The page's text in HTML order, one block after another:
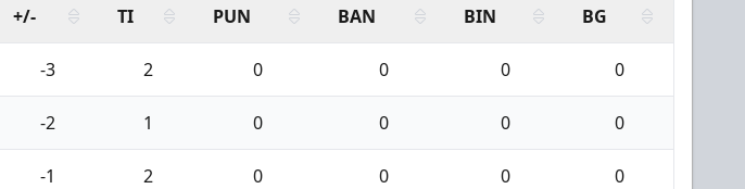
+/- TI PUN BAN BIN BG
-3 2 0 0 0 0
-2 1 0 0 0 0
-1 2 0 0 0 0